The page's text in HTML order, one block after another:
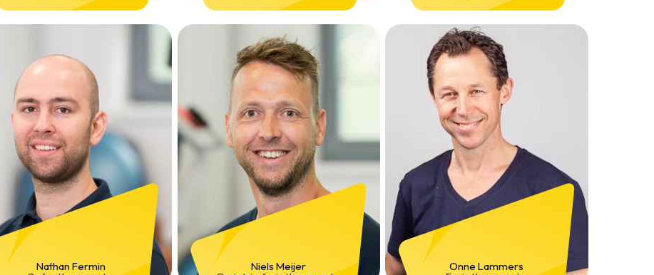
Nathan Fermin Niels Meijer Onne Lammers